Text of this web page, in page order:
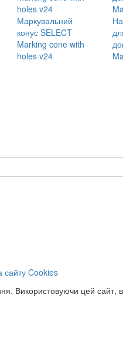
Маркувальний
конус SELECT
Marking cone with
holes v24
сайту Cookies
Використовуючи цей сайт,